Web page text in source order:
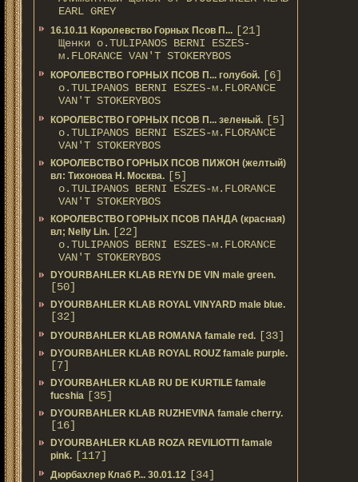
EARL GREY
16.10.11 Королевство Горных Псов П... [21]
Щенки о.TULIPANOS BERNI ESZES-
м.FLORANCE VAN'T STOKERYBOS
КОРОЛЕВСТВО ГОРНЫХ ПСОВ П... голубой. [6]
о.TULIPANOS BERNI ESZES-м.FLORANCE
VAN'T STOKERYBOS
КОРОЛЕВСТВО ГОРНЫХ ПСОВ П... зеленый. [5]
о.TULIPANOS BERNI ESZES-м.FLORANCE
VAN'T STOKERYBOS
КОРОЛЕВСТВО ГОРНЫХ ПСОВ ПИЖОН (желтый)
вл: Тихонова Н. Москва. [5]
о.TULIPANOS BERNI ESZES-м.FLORANCE
VAN'T STOKERYBOS
КОРОЛЕВСТВО ГОРНЫХ ПСОВ ПАНДА (красная)
вл; Nelly Lin. [22]
о.TULIPANOS BERNI ESZES-м.FLORANCE
VAN'T STOKERYBOS
DYOURBAHLER KLAB REYN DE VIN male green.
[50]
DYOURBAHLER KLAB ROYAL VINYARD male blue.
[32]
DYOURBAHLER KLAB ROMANA famale red. [33]
DYOURBAHLER KLAB ROYAL ROUZ famale purple.
[7]
DYOURBAHLER KLAB RU DE KURTILE famale
fucshia [35]
DYOURBAHLER KLAB RUZHEVINA famale cherry.
[16]
DYOURBAHLER KLAB ROZA REVILIOTTI famale
pink. [117]
Дюрбахлер Клаб Р... 30.01.12 [34]